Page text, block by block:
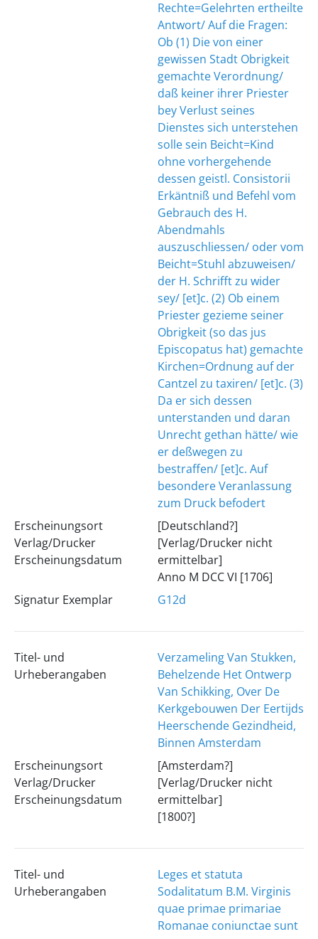
Rechte=Gelehrten ertheilte
Antwort/ Auf die Fragen:
Ob (1) Die von einer
gewissen Stadt Obrigkeit
gemachte Verordnung/
daß keiner ihrer Priester
bey Verlust seines
Dienstes sich unterstehen
solle sein Beicht=Kind
ohne vorhergehende
dessen geistl. Consistorii
Erkäntniß und Befehl vom
Gebrauch des H.
Abendmahls
auszuschliessen/ oder vom
Beicht=Stuhl abzuweisen/
der H. Schrifft zu wider
sey/ [et]c. (2) Ob einem
Priester gezieme seiner
Obrigkeit (so das jus
Episcopatus hat) gemachte
Kirchen=Ordnung auf der
Cantzel zu taxiren/ [et]c. (3)
Da er sich dessen
unterstanden und daran
Unrecht gethan hätte/ wie
er deßwegen zu
bestraffen/ [et]c. Auf
besondere Veranlassung
zum Druck befodert
Erscheinungsort
Verlag/Drucker
Erscheinungsdatum
[Deutschland?]
[Verlag/Drucker nicht
ermittelbar]
Anno M DCC VI [1706]
Signatur Exemplar
G12d
Titel- und
Urheberangaben
Verzameling Van Stukken,
Behelzende Het Ontwerp
Van Schikking, Over De
Kerkgebouwen Der Eertijds
Heerschende Gezindheid,
Binnen Amsterdam
Erscheinungsort
Verlag/Drucker
Erscheinungsdatum
[Amsterdam?]
[Verlag/Drucker nicht
ermittelbar]
[1800?]
Titel- und
Urheberangaben
Leges et statuta
Sodalitatum B.M. Virginis
quae primae primariae
Romanae coniunctae sunt